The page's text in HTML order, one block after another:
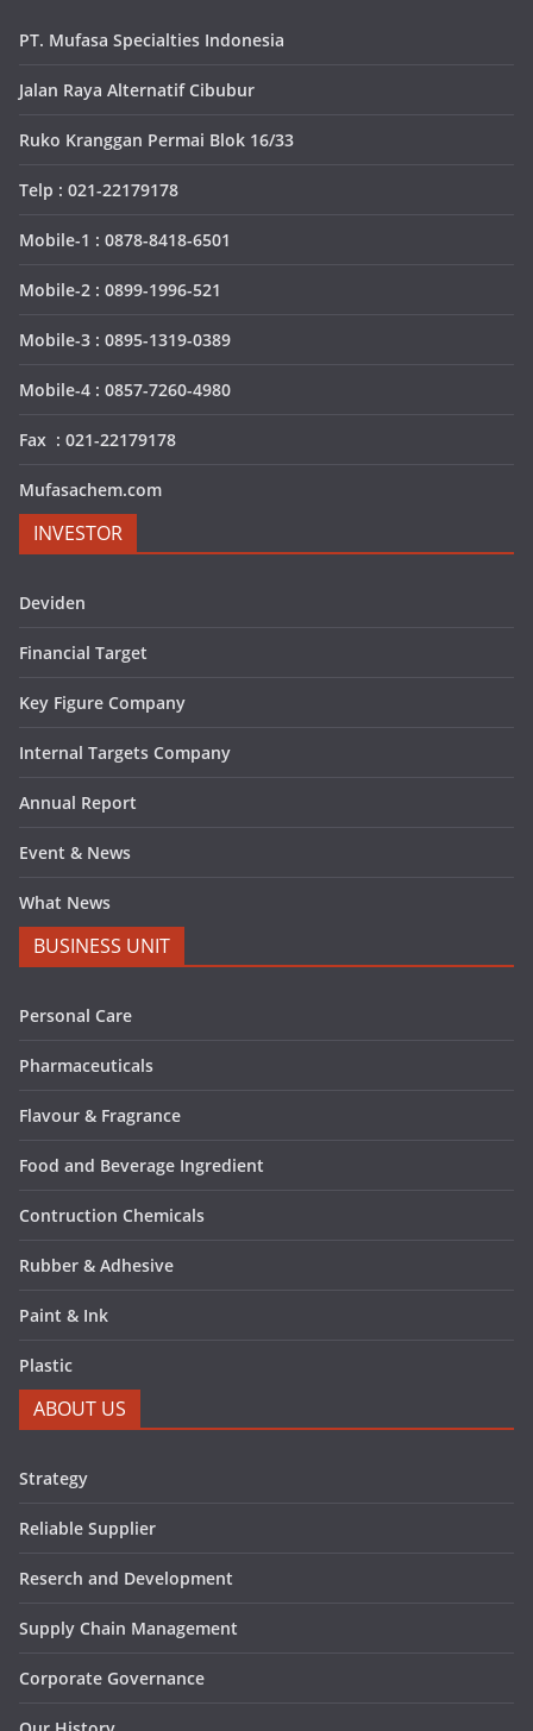
PT. Mufasa Specialties Indonesia
Jalan Raya Alternatif Cibubur
Ruko Kranggan Permai Blok 16/33
Telp : 021-22179178
Mobile-1 : 0878-8418-6501
Mobile-2 : 0899-1996-521
Mobile-3 : 0895-1319-0389
Mobile-4 : 0857-7260-4980
Fax : 021-22179178
Mufasachem.com
INVESTOR
Deviden
Financial Target
Key Figure Company
Internal Targets Company
Annual Report
Event & News
What News
BUSINESS UNIT
Personal Care
Pharmaceuticals
Flavour & Fragrance
Food and Beverage Ingredient
Contruction Chemicals
Rubber & Adhesive
Paint & Ink
Plastic
ABOUT US
Strategy
Reliable Supplier
Reserch and Development
Supply Chain Management
Corporate Governance